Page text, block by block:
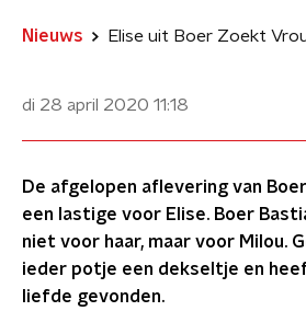
Nieuws
di 28 april 2020 11:18
De afgelopen aflevering van
een lastige voor Elise. Boer
niet voor haar, maar voor Milou.
ieder potje een dekseltje en
liefde gevonden.